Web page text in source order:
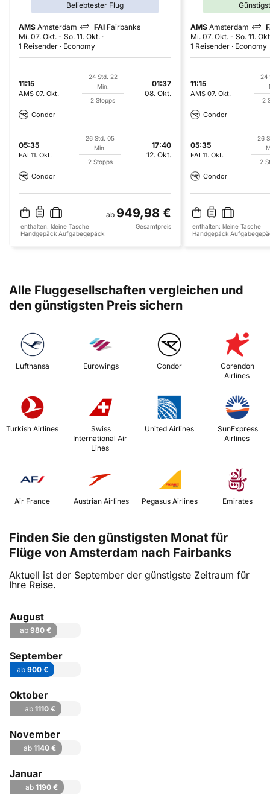
Beliebtester Flug
AMS Amsterdam FAI Fairbanks
Mi. 07. Okt. - So. 11. Okt.
1 Reisender
Economy
11:15
AMS 07. Okt.
24 Std. 22
Min.
2 Stopps
01:37
08. Okt.
Condor
05:35
FAI 11. Okt.
26 Std. 05
Min.
2 Stopps
17:40
12. Okt.
Condor
ab 949,98 €
enthalten: kleine Tasche
Handgepäck Aufgabegepäck
Gesamtpreis
AMS Amsterdam
Mi. 07. Okt. - So. 11.
1 Reisender
Economy
11:15
AMS 07. Okt.
24
2
Condor
05:35
FAI 11. Okt.
26
2
Condor
enthalten: kleine Tasche
Handgepäck
Alle Fluggesellschaften vergleichen und
den günstigsten Preis sichern
Lufthansa Eurowings Condor
Corendon
Airlines
Turkish Airlines
International Air
Lines
United Airlines
Airlines
Air France Austrian Airlines Emirates
Finden Sie den günstigsten Monat für
Flüge von Amsterdam nach Fairbanks
Aktuell ist der September der günstigste Zeitraum für
Ihre Reise.
August
ab 980 €
September
ab900 €
Oktober
ab 1110 €
November
ab1140 €
Januar
ab 1190 €